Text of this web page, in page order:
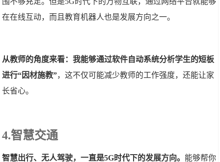
在在线互动，而且教育机器人也是发展方向之一。
从教师的角度来看：我能够通过软件自动系统分析学生的短板
进行“因材施教”，这不仅可能减少教师的工作强度，还能让家
长省心。
4.智慧交通
智慧出行、无人驾驶，一直是5G时代下的发展方向。 能够帮你